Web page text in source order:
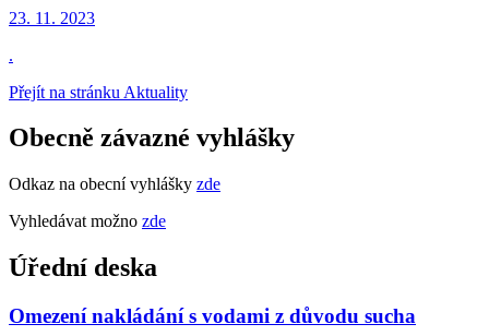
23. 11. 2023
.
Přejít na stránku Aktuality
Obecně závazné vyhlášky
Odkaz na obecní vyhlášky zde
Vyhledávat možno zde
Úřední deska
Omezení nakládání s vodami z důvodu sucha